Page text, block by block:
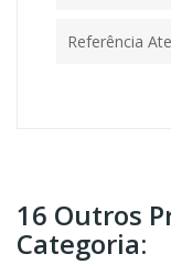
Referência
16 Outros
Categoria: